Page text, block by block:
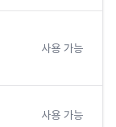
사용 가능
사용 가능